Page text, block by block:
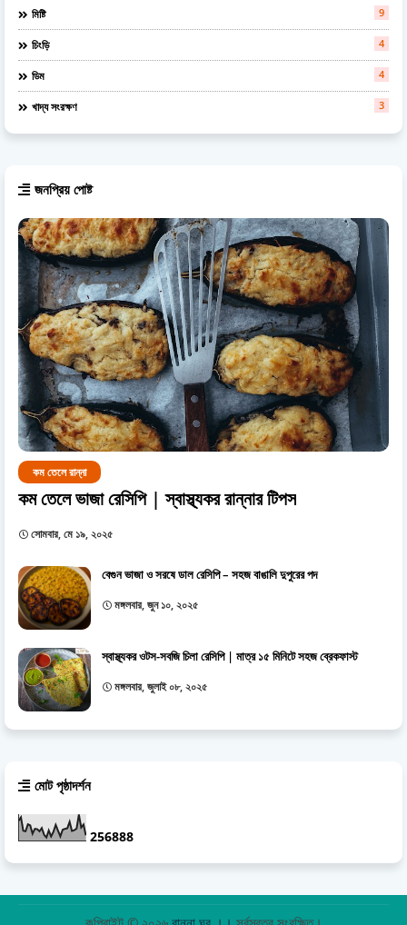
মিষ্টি 9
চিংড়ি 4
ডিম 4
খাদ্য সংরক্ষণ 3
জনপ্রিয় পোষ্ট
কম তেলে রান্না
কম তেলে ভাজা রেসিপি | স্বাস্থ্যকর রান্নার টিপস
সোমবার, মে ১৯, ২০২৫
বেগুন ভাজা ও সরষে ডাল রেসিপি – সহজ বাঙালি দুপুরের পদ
মঙ্গলবার, জুন ১০, ২০২৫
স্বাস্থ্যকর ওটস-সবজি চিলা রেসিপি | মাত্র ১৫ মিনিটে সহজ ব্রেকফাস্ট
মঙ্গলবার, জুলাই ০৮, ২০২৫
মোট পৃষ্ঠাদর্শন
256888